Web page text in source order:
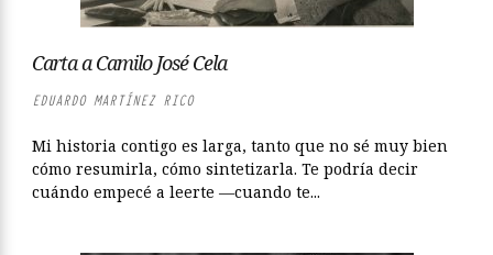
Carta a Camilo José Cela
EDUARDO MARTÍNEZ RICO
Mi historia contigo es larga, tanto que no sé muy bien
cómo resumirla, cómo sintetizarla. Te podría decir
cuándo empecé a leerte —cuando te...